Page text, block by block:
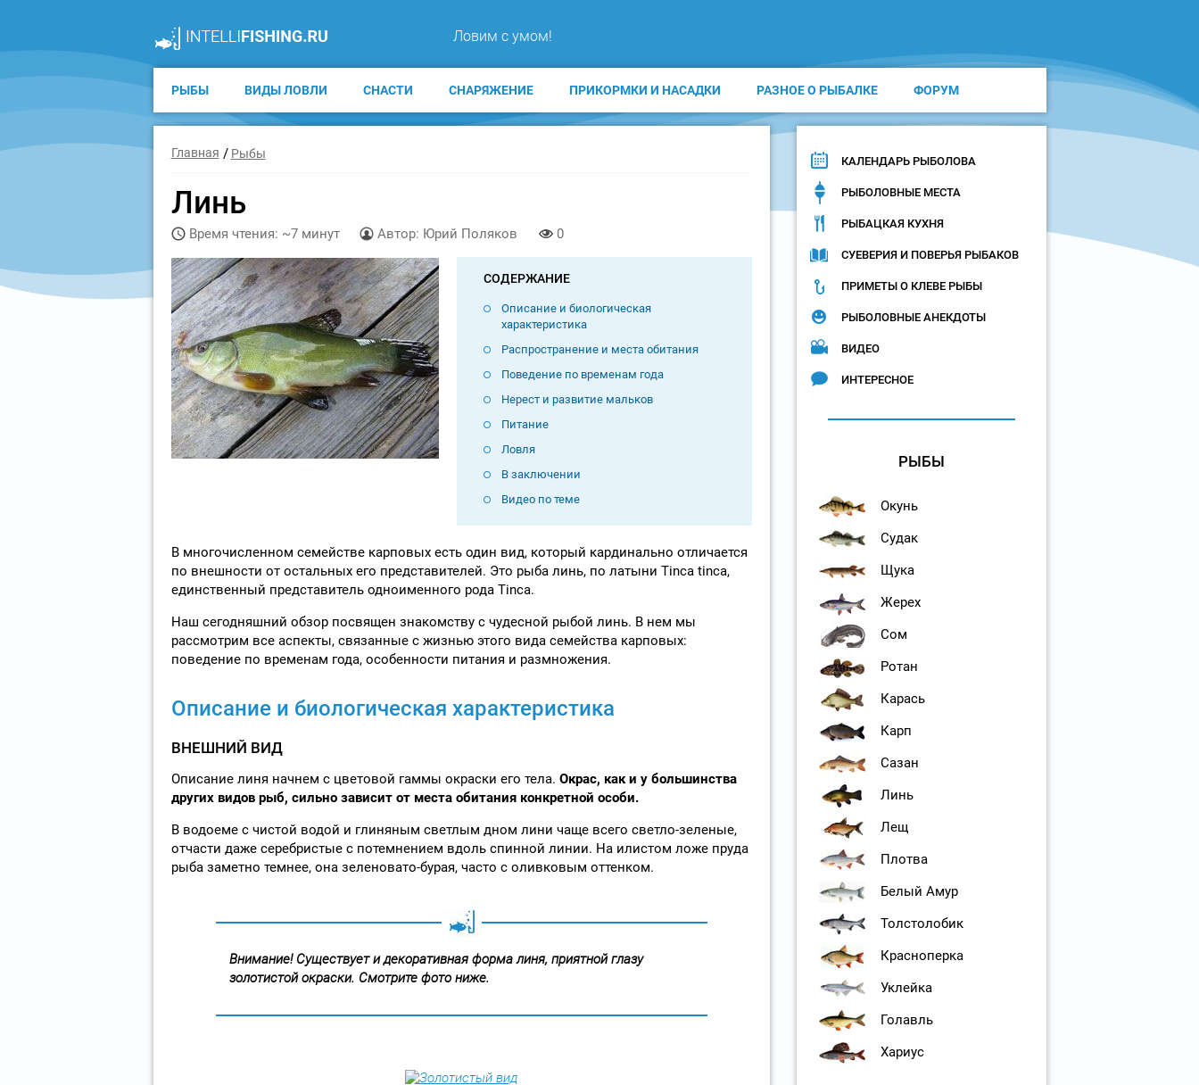
Ловим с умом!
РЫБЫ ВИДЫ ЛОВЛИ СНАСТИ СНАРЯЖЕНИЕ ПРИКОРМКИ И НАСАДКИ РАЗНОЕ О РЫБАЛКЕ ФОРУМ
Главная Рыбы
Линь
Время чтения: ~7 минут Автор: Юрий Поляков 0
СОДЕРЖАНИЕ
Описание и биологическая
характеристика
Распространение и места обитания
Поведение по временам года
Нерест и развитие мальков
Питание
Ловля
В заключении
Видео по теме
В многочисленном семействе карповых есть один вид, который кардинально отличается
по внешности от остальных его представителей. Это рыба линь, по латыни Tinca tinca,
единственный представитель одноименного рода Tinca.
Наш сегодняшний обзор посвящен знакомству с чудесной рыбой линь. В нем мы
рассмотрим все аспекты, связанные с жизнью этого вида семейства карповых:
поведение по временам года, особенности питания и размножения.
Описание и биологическая характеристика
ВНЕШНИЙ ВИД
Описание линя начнем с цветовой гаммы окраски его тела. Окрас, как и у большинства
других видов рыб, сильно зависит от места обитания конкретной особи.
В водоеме с чистой водой и глиняным светлым дном лини чаще всего светло-зеленые,
отчасти даже серебристые с потемнением вдоль спинной линии. На илистом ложе пруда
рыба заметно темнее, она зеленовато-бурая, часто с оливковым оттенком.
Внимание! Существует и декоративная форма линя, приятной глазу
золотистой окраски. Смотрите фото ниже.
КАЛЕНДАРЬ РЫБОЛОВА
РЫБОЛОВНЫЕ МЕСТА
РЫБАЦКАЯ КУХНЯ
СУЕВЕРИЯ И ПОВЕРЬЯ РЫБАКОВ
ПРИМЕТЫ О КЛЕВЕ РЫБЫ
РЫБОЛОВНЫЕ АНЕКДОТЫ
ВИДЕО
ИНТЕРЕСНОЕ
РЫБЫ
Окунь
Судак
Щука
Жерех
Сом
Ротан
Карась
Карп
Сазан
Линь
Лещ
Плотва
Белый Амур
Толстолобик
Красноперка
Уклейка
Голавль
Хариус